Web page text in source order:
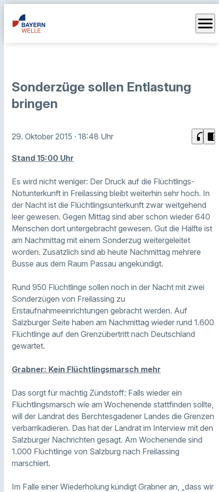
menu
Sonderzüge sollen Entlastung
bringen
29. Oktober 2015 · 18:48 Uhr headphones chrome_reader_mode
Stand 15:00 Uhr
Es wird nicht weniger: Der Druck auf die Flüchtlings-
Notunterkunft in Freilassing bleibt weiterhin sehr hoch. In
der Nacht ist die Flüchtlingsunterkunft zwar weitgehend
leer gewesen. Gegen Mittag sind aber schon wieder 640
Menschen dort untergebracht gewesen. Gut die Hälfte ist
am Nachmittag mit einem Sonderzug weitergeleitet
worden. Zusätzlich sind ab heute Nachmittag mehrere
Busse aus dem Raum Passau angekündigt.
Rund 950 Flüchtlinge sollen noch in der Nacht mit zwei
Sonderzügen von Freilassing zu
Erstaufnahmeeinrichtungen gebracht werden. Auf
Salzburger Seite haben am Nachmittag wieder rund 1.600
Flüchtlinge auf den Grenzübertritt nach Deutschland
gewartet.
Grabner: Kein Flüchtlingsmarsch mehr
Das sorgt für mächtig Zündstoff: Falls wieder ein
Flüchtlingsmarsch wie am Wochenende stattfinden sollte,
will der Landrat des Berchtesgadener Landes die Grenzen
verbarrikadieren. Das hat der Landrat im Interview mit den
Salzburger Nachrichten gesagt. Am Wochenende sind
1.000 Flüchtlinge von Salzburg nach Freilassing
marschiert.
Im Falle einer Wiederholung kündigt Grabner an, „dass wir